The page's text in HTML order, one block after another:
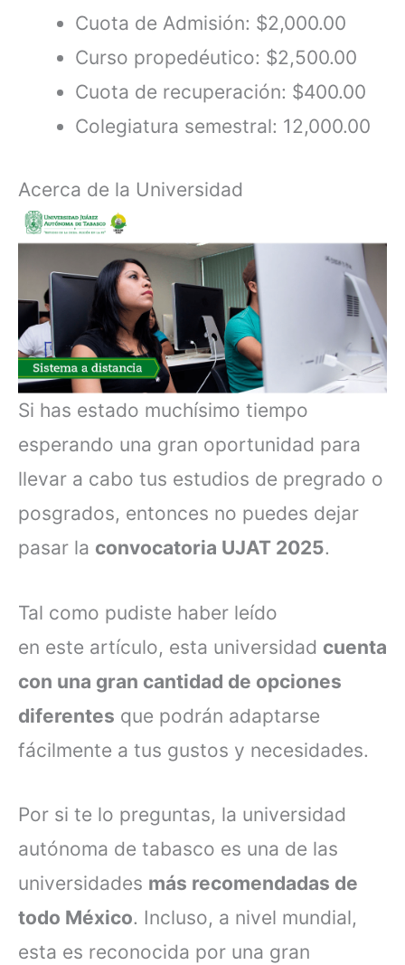
Cuota de Admisión: $2,000.00
Curso propedéutico: $2,500.00
Cuota de recuperación: $400.00
Colegiatura semestral: 12,000.00
Acerca de la Universidad
Si has estado muchísimo tiempo
esperando una gran oportunidad para
llevar a cabo tus estudios de pregrado o
posgrados, entonces no puedes dejar
pasar la convocatoria UJAT 2025.
Tal como pudiste haber leído
en este artículo, esta universidad cuenta
con una gran cantidad de opciones
diferentes que podrán adaptarse
fácilmente a tus gustos y necesidades.
Por si te lo preguntas, la universidad
autónoma de tabasco es una de las
universidades más recomendadas de
todo México. Incluso, a nivel mundial,
esta es reconocida por una gran